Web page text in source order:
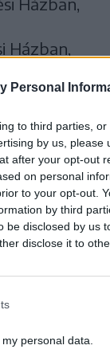
Personal
to third parties,
by us, please
after your opt-out
on personal
to your opt-out.
by third
be disclosed by us
disclose it to
personal data.
Házban,
Április 25-
a
végzős
hozzák el